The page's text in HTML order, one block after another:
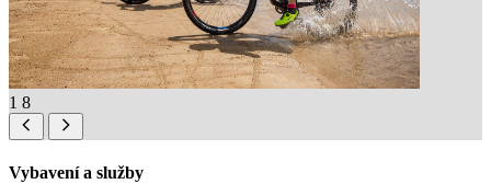
1 8
Vybavení a služby